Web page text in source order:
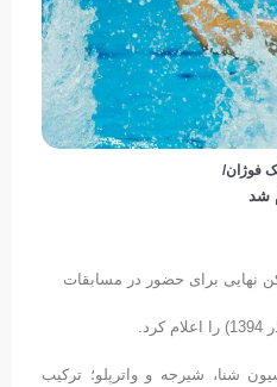
فوژان/
شد
ملی اسامی 13 بازیکن نهایی برای حضور در مسابقات
شنا، شیرجه و واترپلو؛ ترکیب